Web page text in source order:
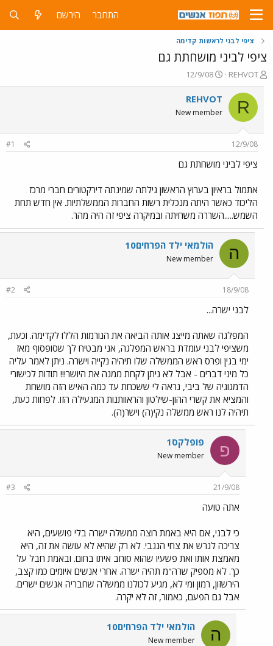
התחבר הירשם
ציפי לבני לראשות קדימה
ציפי לביני מושחתת גם
פ
ו
ת
ח
ה
ש
א
REHVOT
פ
ו
ר
ס
ם
ר
12/9/08
R
REHVOT
New member
12/9/08
#1
ציפי לביני מושחתת גם
אתמול בראיון בערוץ הראשון גילתה שמינתה דירקטורים חברי מרכז
הליכוד כאשר היתה מנכלית רשות החברות הממשלתיות. אין חדש תחת
השמש.....השררה משחיתה ובמיקרה ציפי זה היה מהר.
ה הולמאי ילד הפרחים10
New member
18/9/08
#2
לבני ישרה...
המפלגה שאתה מייצג אותה הביאה את הנורמות הללו לקדימה. וכעת,
משציפי לבני עומדת בראש המפלגה, אני מבטיח לך שסופסוף מאז
ימי בגין ופרס ראש הממשלה שלו תיהיה נקייה וישרה. ניתן לאמר עליה
כל מיני דברים - אבל לא ניתן לקחת ממנה את היושר!!! תודות לכישורי
הדמגוגיה של ביבי, נראה לי ששכחת עד כמה האיש הזה מושחת
והמציא את קשרי ההון-שילטון והראוותנות המגעילה הזו. לפחות כעת,
תיהיה לנו ראש ממשלה נקי(ה) וישר(ה).
פ פופלקס1
New member
21/9/08
#3
אתה טועה
כי לבני, אם היא באמת רוצה ממשלה ישרה בלי פושעים, היא
צריכה לגרש את צחי הנגבי. לא רק שהיא לא עושה את זה, היא
מאמצת אותו ואת פשעיו שהוא סוחב איתו בחום. ובאמת חבל על
כך. לא מספיק שרה"מ תהיה ישרה. אחרי אנשים איומים כמו קצב,
הירשזון, רמון ומי לא, מגיע לכולנו ממשלה שחבריה אנשים ישרים.
אבל גם הפעם, כאמור, זה לא יקרה.
ה הולמאי ילד הפרחים10
New member